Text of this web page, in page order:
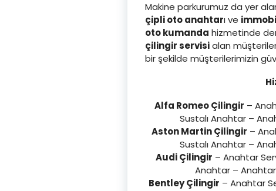
Makine parkurumuz da yer
çipli oto anahtarı ve
oto kumanda hizmetinde
çilingir servisialan
bir şekilde müşterilerimizin
Alfa Romeo Çilingir –
Sustalı Anahtar –
Aston Martin Çilingir –
Sustalı Anahtar –
Audi Çilingir – Anahtar
Anahtar –
Bentley Çilingir – Anahtar